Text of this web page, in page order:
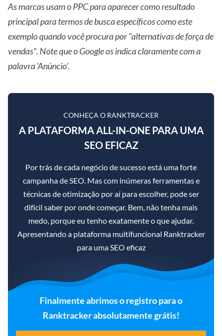
As marcas usam o PPC para aparecer como resultado
principal para termos de busca específicos como este
exemplo quando você procura por "alternativas de força de
vendas". Note que o Google os indica claramente com a
palavra 'Anúncio'.
CONHEÇA O RANKTRACKER
A PLATAFORMA ALL-IN-ONE PARA UMA
SEO EFICAZ
Por trás de cada negócio de sucesso está uma forte
campanha de SEO. Mas com inúmeras ferramentas e
técnicas de otimização por aí para escolher, pode ser
difícil saber por onde começar. Bem, não tenha mais
medo, porque eu tenho exatamente o que ajudar.
Apresentando a plataforma multifuncional Ranktracker
para uma SEO eficaz
Finalmente abrimos o registro para o
Ranktracker absolutamente grátis!